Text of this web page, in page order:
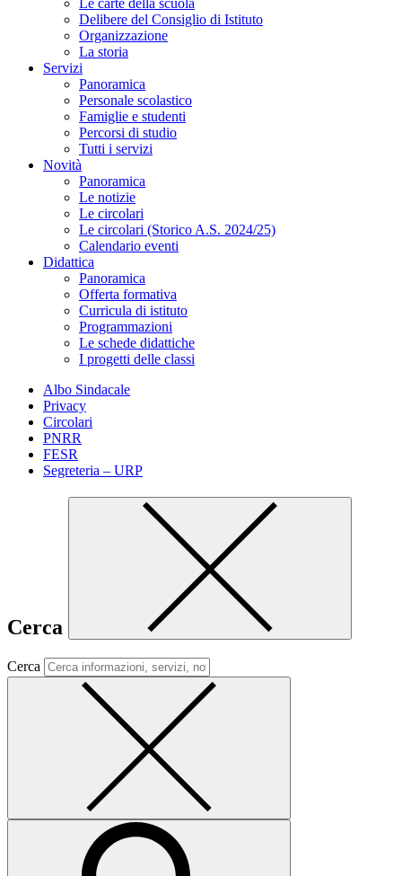
Le carte della scuola
Delibere del Consiglio di Istituto
Organizzazione
La storia
Servizi
Panoramica
Personale scolastico
Famiglie e studenti
Percorsi di studio
Tutti i servizi
Novità
Panoramica
Le notizie
Le circolari
Le circolari (Storico A.S. 2024/25)
Calendario eventi
Didattica
Panoramica
Offerta formativa
Curricula di istituto
Programmazioni
Le schede didattiche
I progetti delle classi
Albo Sindacale
Privacy
Circolari
PNRR
FESR
Segreteria – URP
Cerca
Cerca